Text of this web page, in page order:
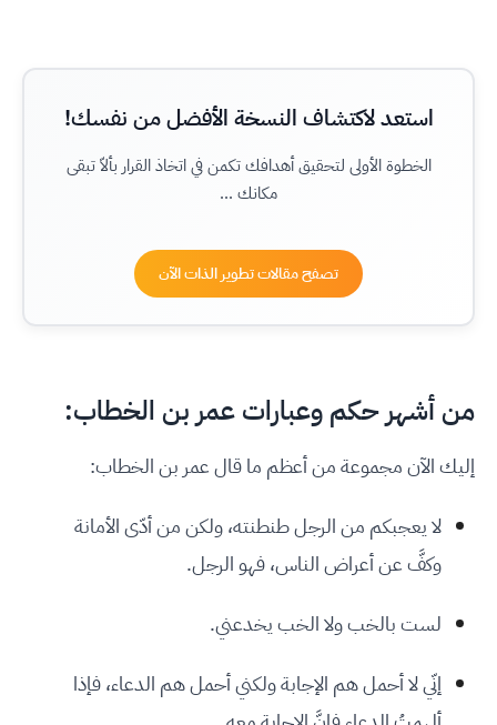
استعد لاكتشاف النسخة الأفضل من نفسك!
الخطوة الأولى لتحقيق أهدافك تكمن في اتخاذ القرار بألاّ تبقى
مكانك ...
تصفح مقالات تطوير الذات الآن
من أشهر حكم وعبارات عمر بن الخطاب:
إليك الآن مجموعة من أعظم ما قال عمر بن الخطاب:
لا يعجبكم من الرجل طنطنته، ولكن من أدّى الأمانة
وكفَّ عن أعراض الناس، فهو الرجل.
لست بالخب ولا الخب يخدعني.
إنّي لا أحمل هم الإجابة ولكني أحمل هم الدعاء، فإذا